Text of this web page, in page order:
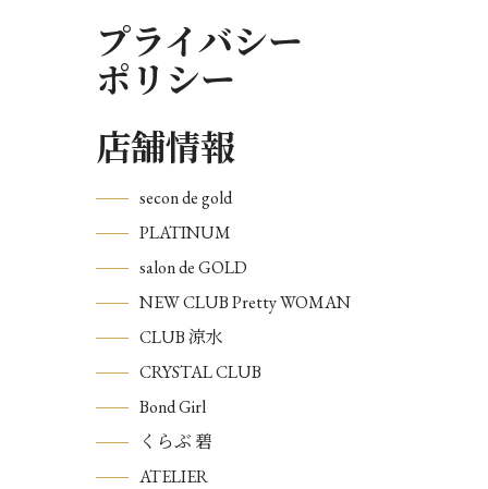
プライバシー
ポリシー
店舗情報
secon de gold
PLATINUM
salon de GOLD
NEW CLUB Pretty WOMAN
CLUB 涼水
CRYSTAL CLUB
Bond Girl
くらぶ 碧
ATELIER